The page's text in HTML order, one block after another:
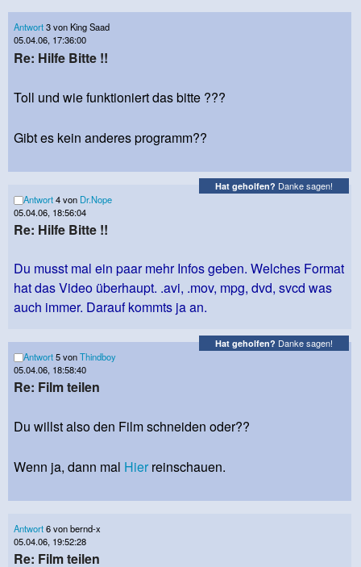
Antwort3 von King Saad
05.04.06, 17:36:00
Re: Hilfe Bitte !!
Toll und wie funktioniert das bitte ???
Gibt es kein anderes programm??
Hat geholfen? Danke sagen!
Antwort4 von Dr.Nope
05.04.06, 18:56:04
Re: Hilfe Bitte !!
Du musst mal ein paar mehr Infos geben. Welches Format
hat das Video überhaupt. .avi, .mov, mpg, dvd, svcd was
auch immer. Darauf kommts ja an.
Hat geholfen? Danke sagen!
Antwort5 vonThindboy
05.04.06, 18:58:40
Re: Film teilen
Du willst also den Film schneiden oder??
Wenn ja, dann mal Hier reinschauen.
Antwort6 von bernd-x
05.04.06, 19:52:28
Re: Film teilen